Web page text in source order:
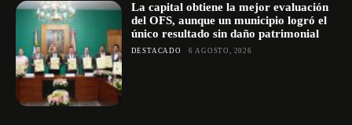
La capital obtiene la mejor evaluación
del OFS, aunque un municipio logró el
único resultado sin daño patrimonial
DESTACADO 6 AGOSTO, 2026